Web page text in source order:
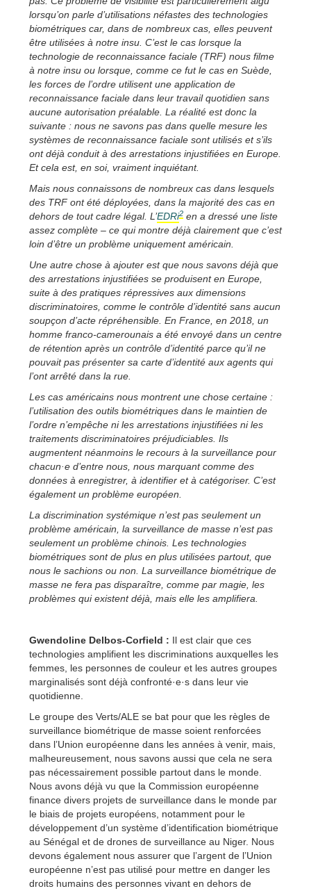
lorsqu’on parle d’utilisations néfastes des technologies
biométriques car, dans de nombreux cas, elles peuvent
être utilisées à notre insu. C’est le cas lorsque la
technologie de reconnaissance faciale (TRF) nous filme
à notre insu ou lorsque, comme ce fut le cas en Suède,
les forces de l’ordre utilisent une application de
reconnaissance faciale dans leur travail quotidien sans
aucune autorisation préalable. La réalité est donc la
suivante : nous ne savons pas dans quelle mesure les
systèmes de reconnaissance faciale sont utilisés et s’ils
ont déjà conduit à des arrestations injustifiées en Europe.
Et cela est, en soi, vraiment inquiétant.
Mais nous connaissons de nombreux cas dans lesquels
des TRF ont été déployées, dans la majorité des cas en
dehors de tout cadre légal. L’EDRi2 en a dressé une liste
assez complète – ce qui montre déjà clairement que c’est
loin d’être un problème uniquement américain.
Une autre chose à ajouter est que nous savons déjà que
des arrestations injustifiées se produisent en Europe,
suite à des pratiques répressives aux dimensions
discriminatoires, comme le contrôle d’identité sans aucun
soupçon d’acte répréhensible. En France, en 2018, un
homme franco-camerounais a été envoyé dans un centre
de rétention après un contrôle d’identité parce qu’il ne
pouvait pas présenter sa carte d’identité aux agents qui
l’ont arrêté dans la rue.
Les cas américains nous montrent une chose certaine :
l’utilisation des outils biométriques dans le maintien de
l’ordre n’empêche ni les arrestations injustifiées ni les
traitements discriminatoires préjudiciables. Ils
augmentent néanmoins le recours à la surveillance pour
chacun·e d’entre nous, nous marquant comme des
données à enregistrer, à identifier et à catégoriser. C’est
également un problème européen.
La discrimination systémique n’est pas seulement un
problème américain, la surveillance de masse n’est pas
seulement un problème chinois. Les technologies
biométriques sont de plus en plus utilisées partout, que
nous le sachions ou non. La surveillance biométrique de
masse ne fera pas disparaître, comme par magie, les
problèmes qui existent déjà, mais elle les amplifiera.
Gwendoline Delbos-Corfield : Il est clair que ces
technologies amplifient les discriminations auxquelles les
femmes, les personnes de couleur et les autres groupes
marginalisés sont déjà confronté·e·s dans leur vie
quotidienne.
Le groupe des Verts/ALE se bat pour que les règles de
surveillance biométrique de masse soient renforcées
dans l’Union européenne dans les années à venir, mais,
malheureusement, nous savons aussi que cela ne sera
pas nécessairement possible partout dans le monde.
Nous avons déjà vu que la Commission européenne
finance divers projets de surveillance dans le monde par
le biais de projets européens, notamment pour le
développement d’un système d’identification biométrique
au Sénégal et de drones de surveillance au Niger. Nous
devons également nous assurer que l’argent de l’Union
européenne n’est pas utilisé pour mettre en danger les
droits humains des personnes vivant en dehors de